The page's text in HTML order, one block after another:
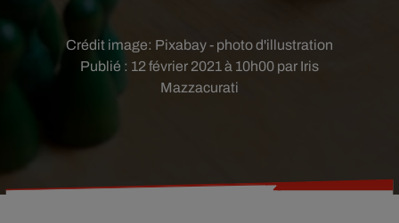
Publié : 12 février 2021 à 10h00 par Iris
Mazzacurati
Crédit image: Pixabay - photo d'illustration